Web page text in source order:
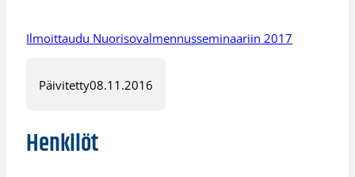
Ilmoittaudu Nuorisovalmennusseminaariin 2017
Päivitetty08.11.2016
Henkilöt